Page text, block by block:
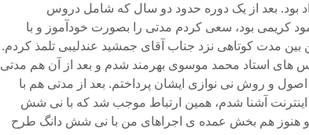
بود. بعد از یک دوره حدود دو سال که شامل دروس
کریمی بود، سعی کردم مدتی را بصورت خودآموز و با
مدت کوتاهی نزد جناب آقای جمشید عندلیبی تلمذ کردم.
های استاد محمد موسوی بهرمند شدم و بعد از آن هم مدتی
اصول و روش نی نوازی ایشان پرداختم. بعد از مدتی هم با
آشنا شدم، همین ارتباط موجب شد که با نی شش
هنوز هم بخش عمده ی اجراهای من با نی شش دانگ طرح